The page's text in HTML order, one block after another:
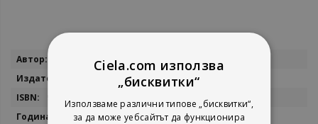
Повече
Станислав Мюлер
Асеневци
2011
Ciela.com използва
„бисквитки“
Използваме различни типове „бисквитки“,
за да може уебсайтът да функционира